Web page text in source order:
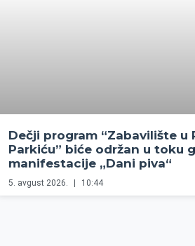
Dečji program “Zabavilište u
Parkiću” biće održan u toku
manifestacije „Dani piva“
5. avgust 2026. 10:44